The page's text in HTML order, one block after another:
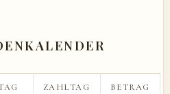
ZAHLTAG BETRAG